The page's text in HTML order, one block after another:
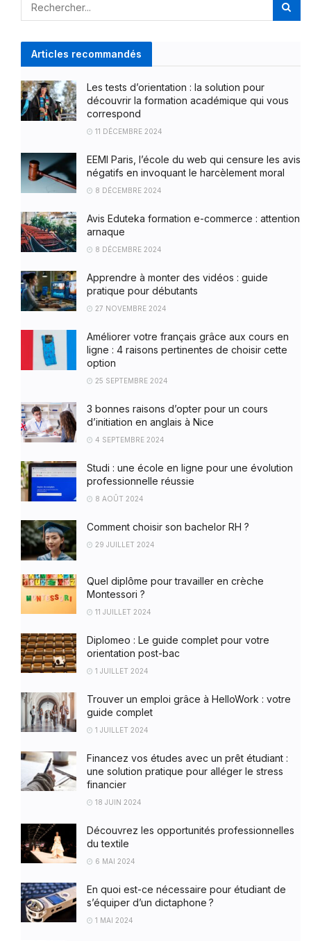
Articles recommandés
Les tests d’orientation : la solution pour
découvrir la formation académique qui vous
correspond
11 DÉCEMBRE 2024
EEMI Paris, l’école du web qui censure les avis
négatifs en invoquant le harcèlement moral
8 DÉCEMBRE 2024
Avis Eduteka formation e-commerce : attention
arnaque
8 DÉCEMBRE 2024
Apprendre à monter des vidéos : guide
pratique pour débutants
27 NOVEMBRE 2024
Améliorer votre français grâce aux cours en
ligne : 4 raisons pertinentes de choisir cette
option
25 SEPTEMBRE 2024
3 bonnes raisons d’opter pour un cours
d’initiation en anglais à Nice
4 SEPTEMBRE 2024
Studi : une école en ligne pour une évolution
professionnelle réussie
8 AOÛT 2024
Comment choisir son bachelor RH ?
29 JUILLET 2024
Quel diplôme pour travailler en crèche
Montessori ?
11 JUILLET 2024
Diplomeo : Le guide complet pour votre
orientation post-bac
1 JUILLET 2024
Trouver un emploi grâce à HelloWork : votre
guide complet
1 JUILLET 2024
Financez vos études avec un prêt étudiant :
une solution pratique pour alléger le stress
financier
18 JUIN 2024
Découvrez les opportunités professionnelles
du textile
6 MAI 2024
En quoi est-ce nécessaire pour étudiant de
s’équiper d’un dictaphone ?
1 MAI 2024